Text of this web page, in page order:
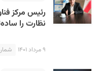
رئیس مرکز
نظارت را
۹ مرداد ۱۴۰۱ شماره